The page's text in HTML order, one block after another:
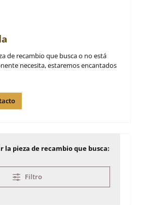
de recambio que busca o no está
necesita, estaremos encantados
pieza de recambio que busca:
Filtro